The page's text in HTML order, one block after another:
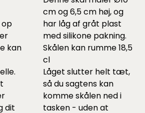
kan
dit
cm og 6,5 cm høj, og
har låg af gråt plast
med silikone pakning.
Skålen kan rumme 18,5
cl
Låget slutter helt tæt,
så du sagtens kan
komme skålen ned i
tasken - uden at